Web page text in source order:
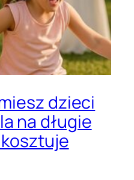
dzieci
na długie